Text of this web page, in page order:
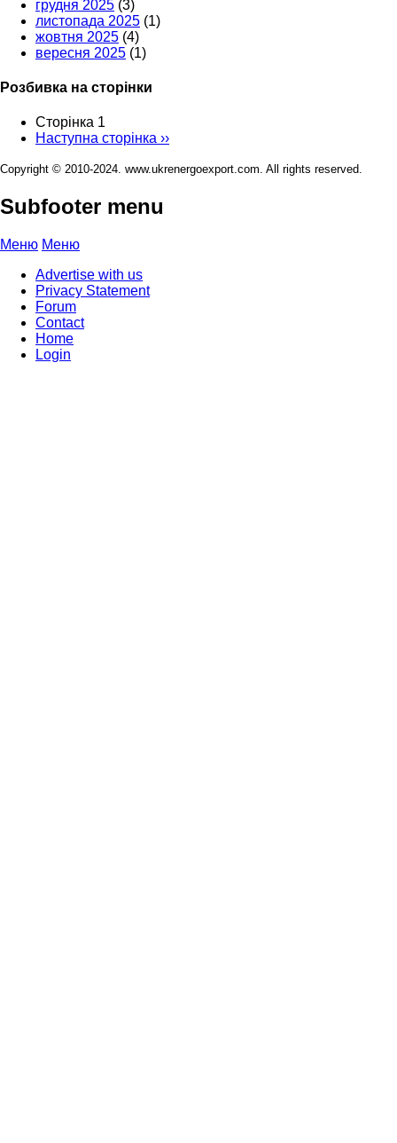
грудня 2025 (3)
листопада 2025 (1)
жовтня 2025 (4)
вересня 2025 (1)
Розбивка на сторінки
Сторінка 1
Наступна сторінка ››
Copyright © 2010-2024. www.ukrenergoexport.com. All rights reserved.
Subfooter menu
Меню Меню
Advertise with us
Privacy Statement
Forum
Contact
Home
Login